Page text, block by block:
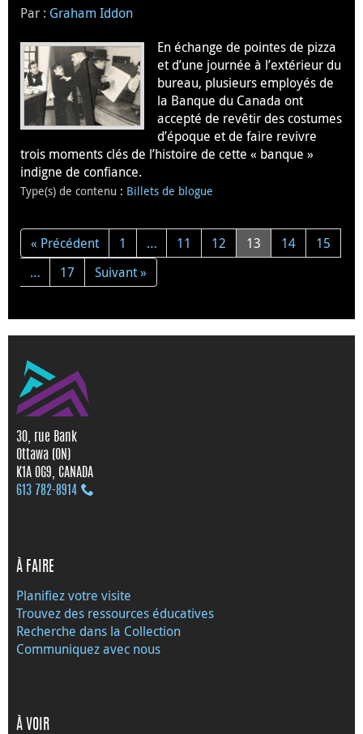
Par : Graham Iddon
En échange de pointes de pizza
et d’une journée à l’extérieur du
bureau, plusieurs employés de
la Banque du Canada ont
accepté de revêtir des costumes
d’époque et de faire revivre
trois moments clés de l’histoire de cette « banque »
indigne de confiance.
Type(s) de contenu : Billets de blogue
« Précédent 1 … 11 12 13 14
15
…
17 Suivant »
30, rue Bank
Ottawa (ON)
K1A 0G9, CANADA
613 782‑8914
À FAIRE
Planifiez votre visite
Trouvez des ressources éducatives
Recherche dans la Collection
Communiquez avec nous
À VOIR